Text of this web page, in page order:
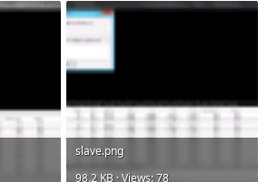
slave.png
98.2 KB · Views: 78